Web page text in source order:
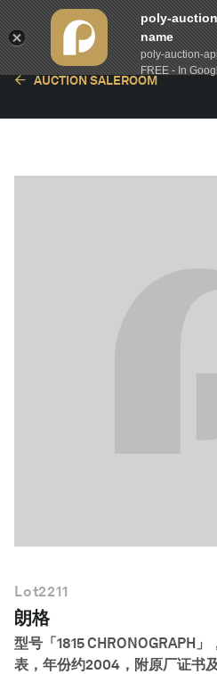
AUCTION SALEROOM
Lot2211
朗格
型号「1815 CHRONOGRAPH
表，年份约2004，附原厂证书
poly-
name
poly-auction-
FREE - In